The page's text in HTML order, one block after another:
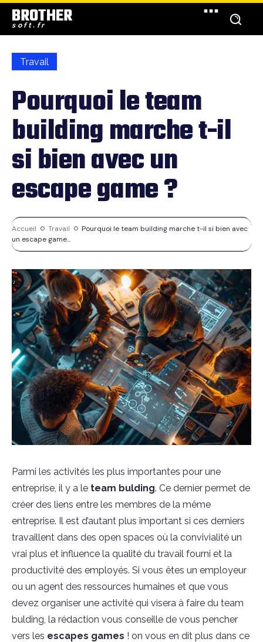
BROTHER
soft.fr
Travail
Pourquoi le team
building marche t-il
si bien avec un
escape game ?
Accueil Travail
Pourquoi le team building marche t-il si bien avec
un escape game...
Parmi les activités les plus importantes pour une
entreprise, il y a le team bulding. Ce dernier permet de
créer des liens entre les membres de la même
entreprise. Il est d’autant plus important si ces derniers
travaillent dans des open spaces où la convivialité un
vrai plus et influence la qualité du travail fourni et la
productivité des employés. Si vous êtes un employeur
ou un agent des ressources humaines et que vous
devez organiser une activité qui visera à faire du team
bulding, la rédaction vous conseille de vous pencher
vers les escapes games ! on vous en dit plus dans ce